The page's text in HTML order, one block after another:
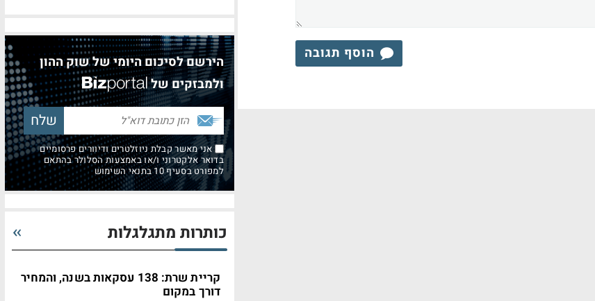
הוסף תגובה
הירשם לסיכום היומי של שוק ההון
ולמבזקים של
אני מאשר קבלת ניוזלטרים ודיוורים פרסומיים
בדואר אלקטרוני ו/או באמצעות הסלולר בהתאם
למפורט בסעיף 10 בתנאי השימוש
כותרות מתגלגלות
קריית שרת: 138 עסקאות בשנה, והמחיר
דורך במקום